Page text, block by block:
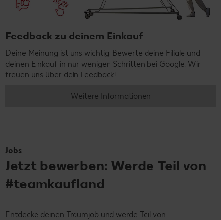
Feedback zu deinem Einkauf
Deine Meinung ist uns wichtig. Bewerte deine Filiale und
deinen Einkauf in nur wenigen Schritten bei Google. Wir
freuen uns über dein Feedback!
Weitere Informationen
Jobs
Jetzt bewerben: Werde Teil von
#teamkaufland
Entdecke deinen Traumjob und werde Teil von